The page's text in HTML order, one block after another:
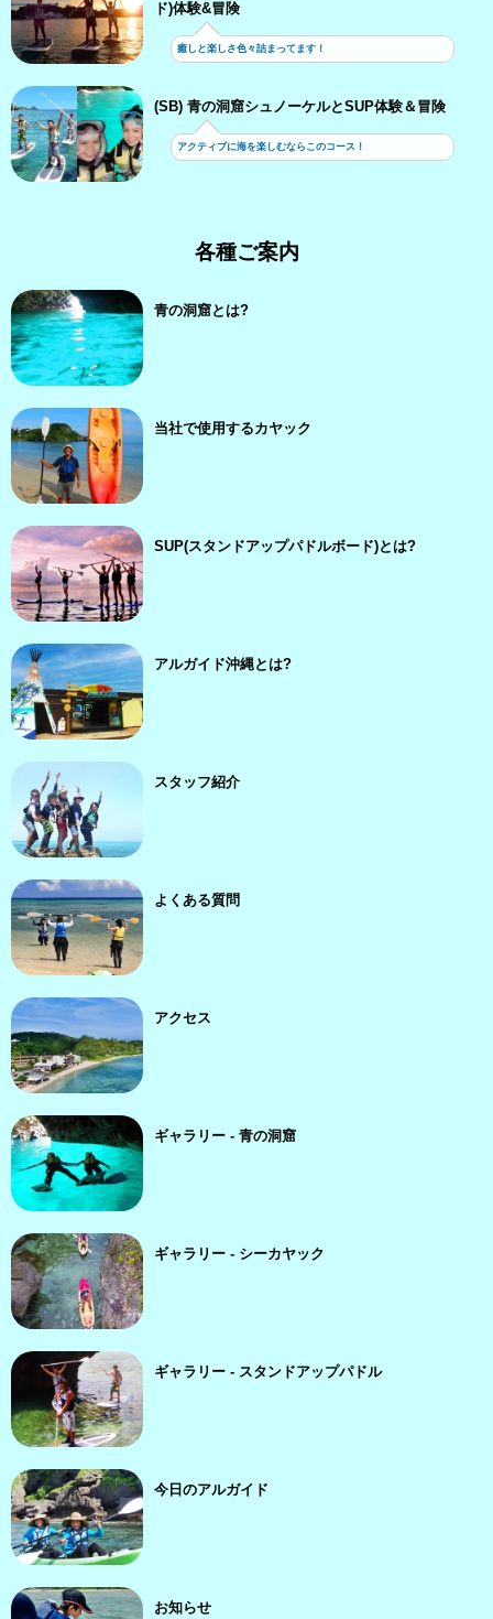
ド)体験&冒険
癒しと楽しさ色々詰まってます！
(SB) 青の洞窟シュノーケルとSUP体験＆冒険
アクティブに海を楽しむならこのコース！
各種ご案内
青の洞窟とは?
当社で使用するカヤック
SUP(スタンドアップパドルボード)とは?
アルガイド沖縄とは?
スタッフ紹介
よくある質問
アクセス
ギャラリー - 青の洞窟
ギャラリー - シーカヤック
ギャラリー - スタンドアップパドル
今日のアルガイド
お知らせ